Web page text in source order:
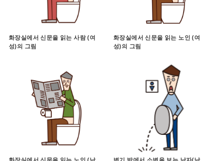
화장실에서 신문을 읽는 사람 (여
성)의 그림
화장실에서 신문을 읽는 노인 (여
성)의 그림